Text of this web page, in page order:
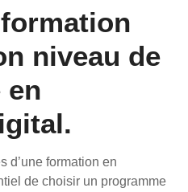
niveau de
en
d’une formation en
de choisir un programme